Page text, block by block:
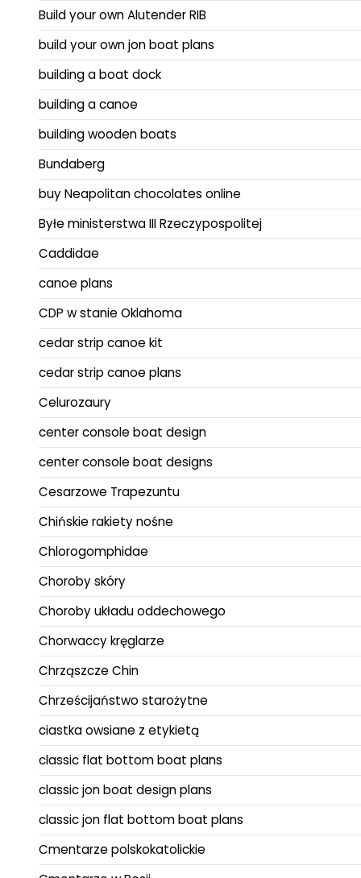
Build your own Alutender RIB
build your own jon boat plans
building a boat dock
building a canoe
building wooden boats
Bundaberg
buy Neapolitan chocolates online
Byłe ministerstwa III Rzeczypospolitej
Caddidae
canoe plans
CDP w stanie Oklahoma
cedar strip canoe kit
cedar strip canoe plans
Celurozaury
center console boat design
center console boat designs
Cesarzowe Trapezuntu
Chińskie rakiety nośne
Chlorogomphidae
Choroby skóry
Choroby układu oddechowego
Chorwaccy kręglarze
Chrząszcze Chin
Chrześcijaństwo starożytne
ciastka owsiane z etykietą
classic flat bottom boat plans
classic jon boat design plans
classic jon flat bottom boat plans
Cmentarze polskokatolickie